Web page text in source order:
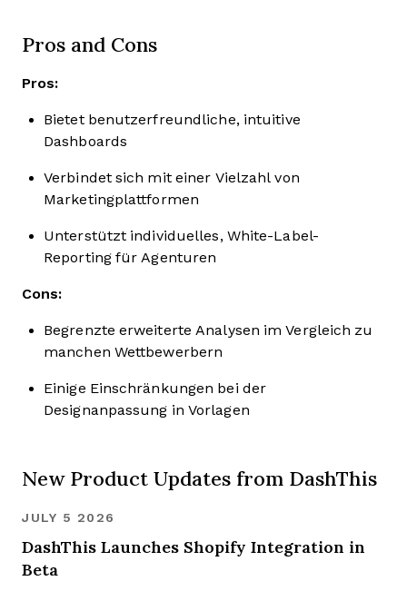
Pros and Cons
Pros:
Bietet benutzerfreundliche, intuitive
Dashboards
Verbindet sich mit einer Vielzahl von
Marketingplattformen
Unterstützt individuelles, White-Label-
Reporting für Agenturen
Cons:
Begrenzte erweiterte Analysen im Vergleich zu
manchen Wettbewerbern
Einige Einschränkungen bei der
Designanpassung in Vorlagen
New Product Updates from DashThis
JULY 5 2026
DashThis Launches Shopify Integration in
Beta